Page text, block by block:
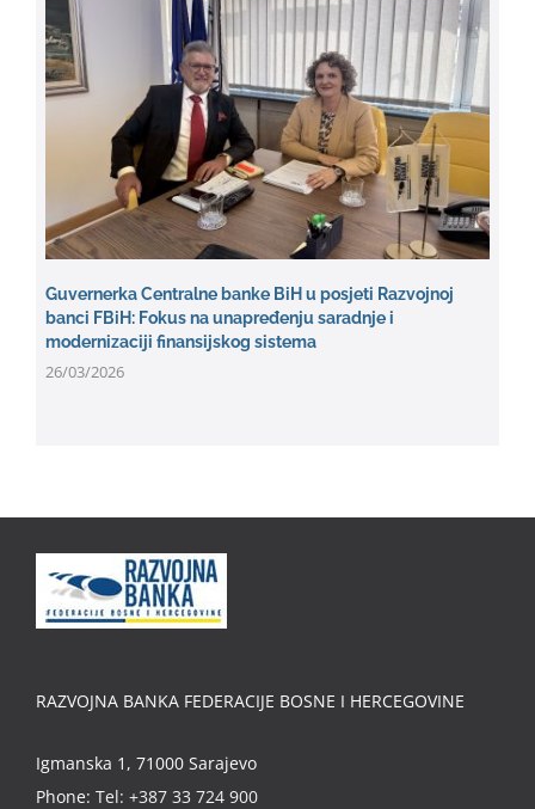
Guvernerka Centralne banke BiH u posjeti Razvojnoj
banci FBiH: Fokus na unapređenju saradnje i
modernizaciji finansijskog sistema
26/03/2026
RAZVOJNA BANKA FEDERACIJE BOSNE I HERCEGOVINE
Igmanska 1, 71000 Sarajevo
Phone: Tel: +387 33 724 900